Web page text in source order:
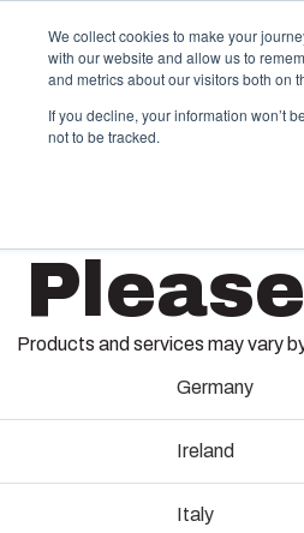
We collect cookies to make your
with our website and allow us to
and metrics about our visitors both on
If you decline, your information won’t
not to be tracked.
Gehäuse und
und Schaltschränken
für jede Umgebung.
für
Fibox
Products and services may vary
Germany
Ireland
Italy